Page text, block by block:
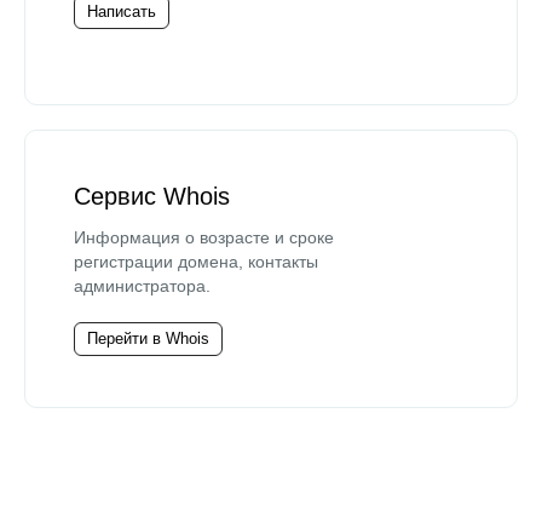
Написать
Сервис Whois
Информация о возрасте и сроке
регистрации домена, контакты
администратора.
Перейти в Whois